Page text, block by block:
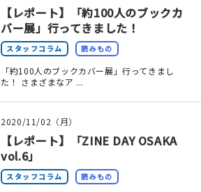
【レポート】「約100人のブックカ
バー展」行ってきました！
スタッフコラム 読みもの
「約100人のブックカバー展」行ってきまし
た！ さまざまなア ...
2020/11/02（月）
【レポート】「ZINE DAY OSAKA
vol.6」
スタッフコラム 読みもの